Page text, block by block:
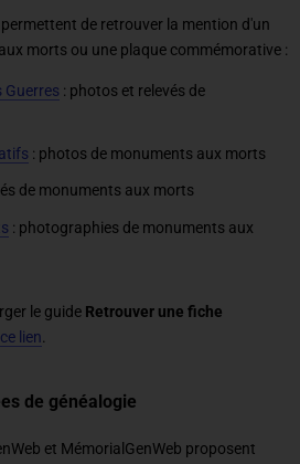
de retrouver la mention d'un
morts ou une plaque commémorative :
Guerres : photos et relevés de
: photos de monuments aux morts
de monuments aux morts
: photographies de monuments aux
le guide Retrouver une fiche
ce lien.
de généalogie
et MémorialGenWeb proposent